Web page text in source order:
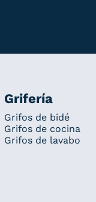
Grifería
Grifos de bidé
Grifos de cocina
Grifos de lavabo